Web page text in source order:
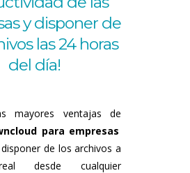
y disponer de
las 24 horas
del día!
mayores ventajas de
para empresas
de los archivos a
desde cualquier